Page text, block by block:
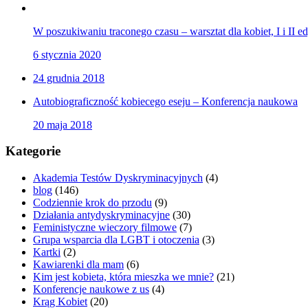
W poszukiwaniu traconego czasu – warsztat dla kobiet, I i II
6 stycznia 2020
24 grudnia 2018
Autobiograficzność kobiecego eseju – Konferencja naukowa
20 maja 2018
Kategorie
Akademia Testów Dyskryminacyjnych (4)
blog (146)
Codziennie krok do przodu (9)
Działania antydyskryminacyjne (30)
Feministyczne wieczory filmowe (7)
Grupa wsparcia dla LGBT i otoczenia (3)
Kartki (2)
Kawiarenki dla mam (6)
Kim jest kobieta, która mieszka we mnie? (21)
Konferencje naukowe z us (4)
Krąg Kobiet (20)